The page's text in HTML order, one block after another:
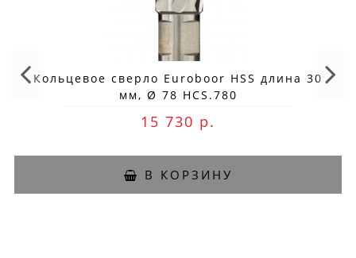
Кольцевое сверло Euroboor HSS длина 30
мм, Ø 78 HCS.780
15 730 р.
В КОРЗИНУ